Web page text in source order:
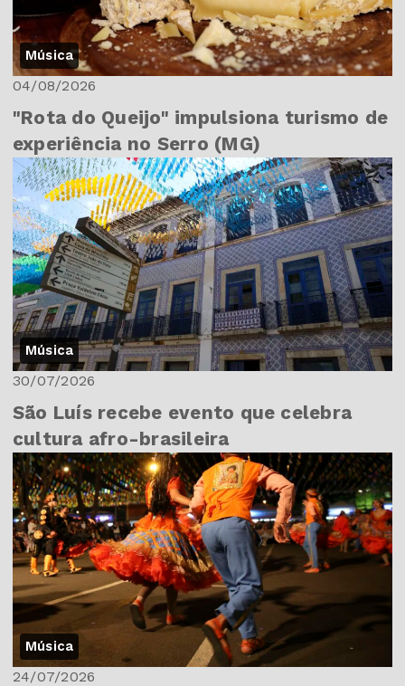
Música
04/08/2026
"Rota do Queijo" impulsiona turismo de
experiência no Serro (MG)
Música
30/07/2026
São Luís recebe evento que celebra
cultura afro-brasileira
Música
24/07/2026